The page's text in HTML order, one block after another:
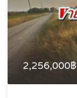
2,256,000฿